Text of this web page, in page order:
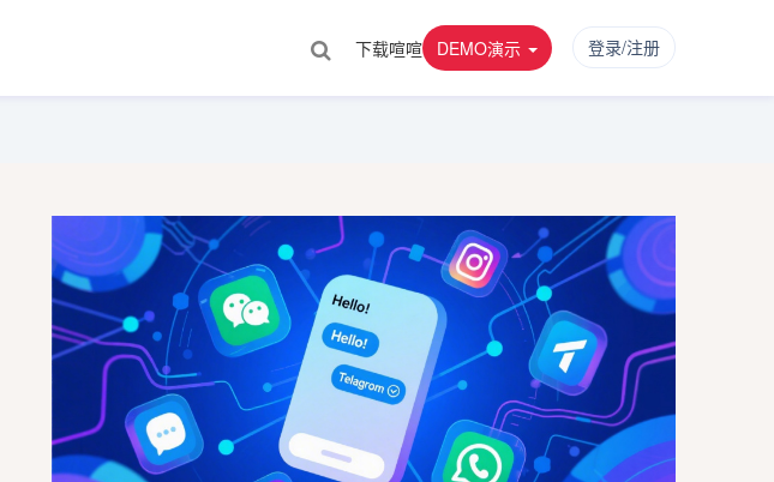
下载喧喧 DEMO演示 登录/注册